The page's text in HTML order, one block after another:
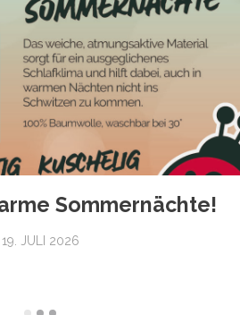
Sommernächte!
19. JULI 2026